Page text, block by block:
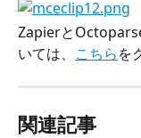
Zapierと
いては、 こちらを
関連記事